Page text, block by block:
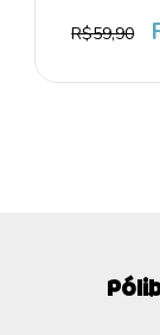
DO
R$59,90